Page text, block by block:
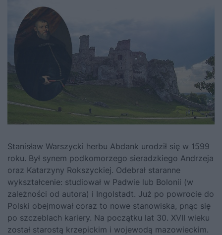
Stanisław Warszycki herbu Abdank urodził się w 1599
roku. Był synem podkomorzego sieradzkiego Andrzeja
oraz Katarzyny Rokszyckiej. Odebrał staranne
wykształcenie: studiował w Padwie lub Bolonii (w
zależności od autora) i Ingolstadt. Już po powrocie do
Polski obejmował coraz to nowe stanowiska, pnąc się
po szczeblach kariery. Na początku lat 30. XVII wieku
został starostą krzepickim i wojewodą mazowieckim.